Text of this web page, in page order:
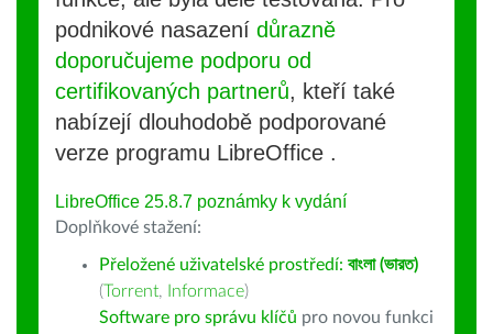
podnikové nasazení důrazně
doporučujeme podporu od
certifikovaných partnerů, kteří také
nabízejí dlouhodobě podporované
verze programu LibreOffice .
LibreOffice 25.8.7 poznámky k vydání
Doplňkové stažení:
Přeložené uživatelské prostředí: বাংলা (ভারত)
(Torrent, Informace)
Software pro správu klíčů pro novou funkci